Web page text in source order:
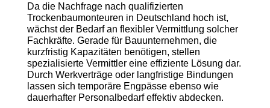
Da die Nachfrage nach qualifizierten
Trockenbaumonteuren in Deutschland hoch ist,
wächst der Bedarf an flexibler Vermittlung solcher
Fachkräfte. Gerade für Bauunternehmen, die
kurzfristig Kapazitäten benötigen, stellen
spezialisierte Vermittler eine effiziente Lösung dar.
Durch Werkverträge oder langfristige Bindungen
lassen sich temporäre Engpässe ebenso wie
dauerhafter Personalbedarf effektiv abdecken.